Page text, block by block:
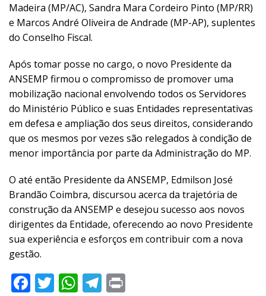
Madeira (MP/AC), Sandra Mara Cordeiro Pinto (MP/RR)
e Marcos André Oliveira de Andrade (MP-AP), suplentes
do Conselho Fiscal.
Após tomar posse no cargo, o novo Presidente da
ANSEMP firmou o compromisso de promover uma
mobilização nacional envolvendo todos os Servidores
do Ministério Público e suas Entidades representativas
em defesa e ampliação dos seus direitos, considerando
que os mesmos por vezes são relegados à condição de
menor importância por parte da Administração do MP.
O até então Presidente da ANSEMP, Edmilson José
Brandão Coimbra, discursou acerca da trajetória de
construção da ANSEMP e desejou sucesso aos novos
dirigentes da Entidade, oferecendo ao novo Presidente
sua experiência e esforços em contribuir com a nova
gestão.
Facebook
Twitter
WhatsApp
Telegram